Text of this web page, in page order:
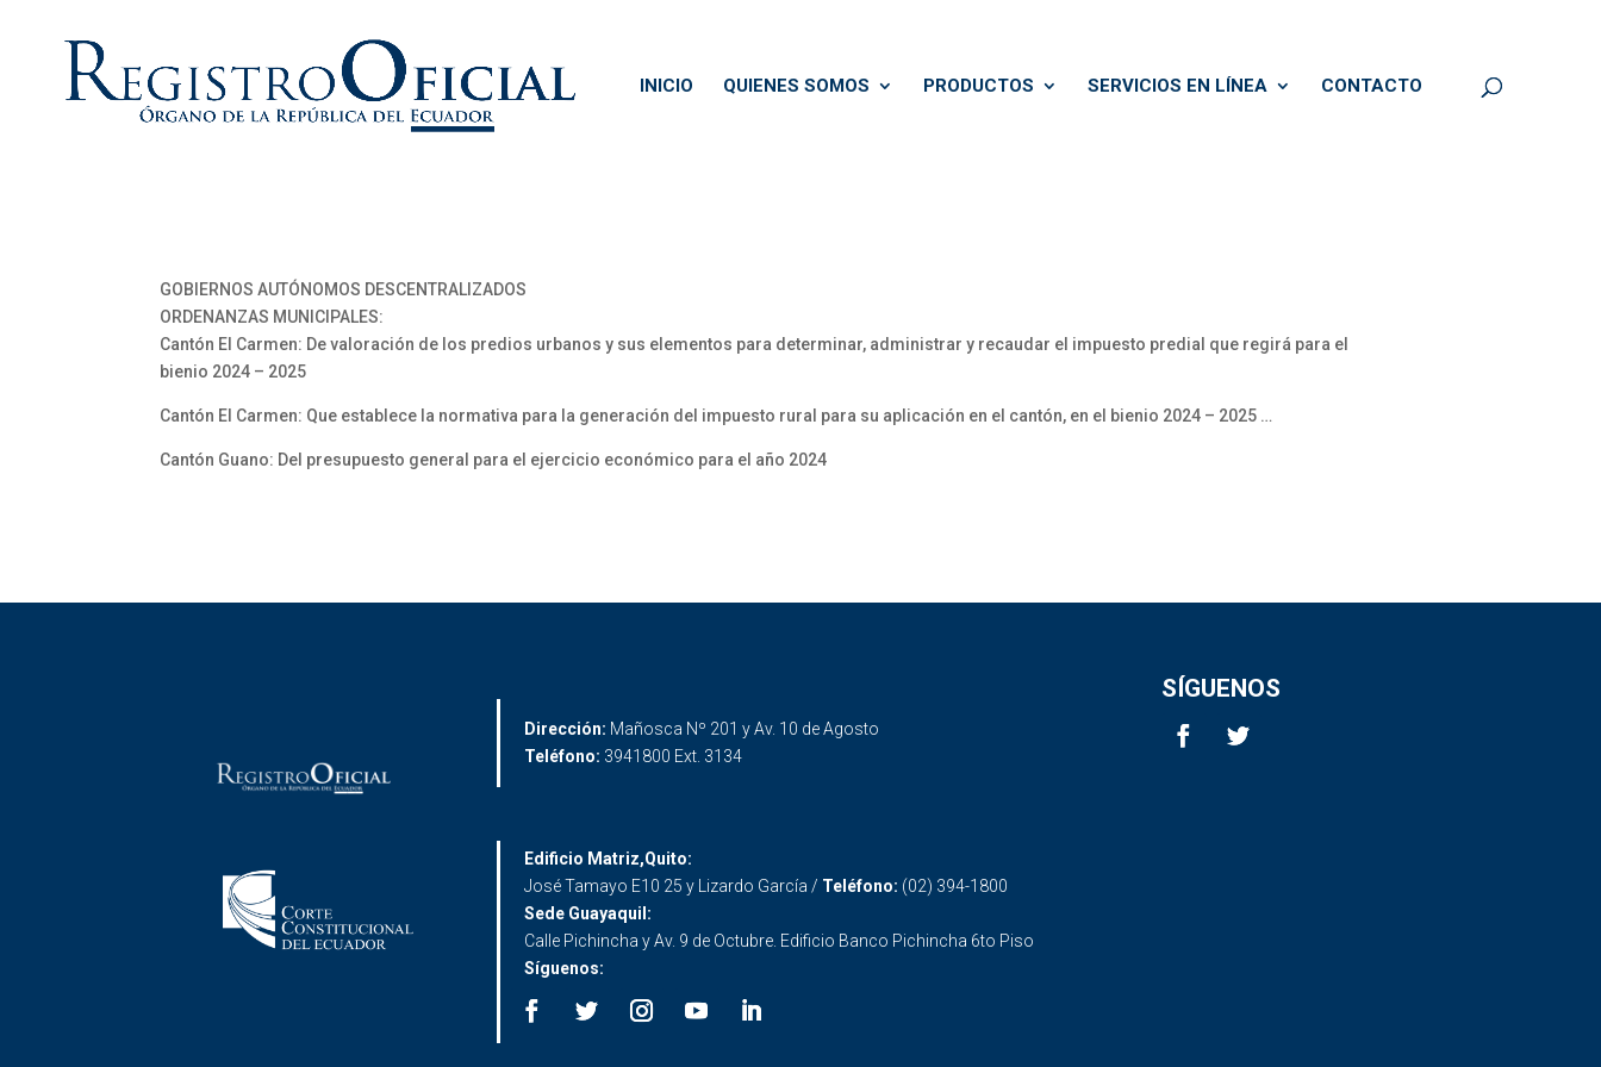
INICIO QUIENES SOMOS PRODUCTOS SERVICIOS EN LÍNEA CONTACTO
GOBIERNOS AUTÓNOMOS DESCENTRALIZADOS
ORDENANZAS MUNICIPALES:
Cantón El Carmen: De valoración de los predios urbanos y sus elementos para determinar, administrar y recaudar el impuesto predial que regirá para el
bienio 2024 – 2025
Cantón El Carmen: Que establece la normativa para la generación del impuesto rural para su aplicación en el cantón, en el bienio 2024 – 2025 …
Cantón Guano: Del presupuesto general para el ejercicio económico para el año 2024
Dirección: Mañosca Nº 201 y Av. 10 de Agosto
Teléfono: 3941800 Ext. 3134
SÍGUENOS
Edificio Matriz,Quito:
José Tamayo E10 25 y Lizardo García / Teléfono: (02) 394-1800
Sede Guayaquil:
Calle Pichincha y Av. 9 de Octubre. Edificio Banco Pichincha 6to Piso
Síguenos: